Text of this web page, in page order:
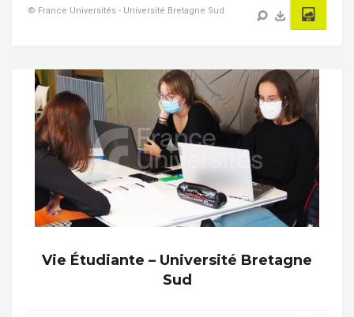
© France Universités - Université Bretagne Sud
Vie Étudiante – Université Bretagne
Sud